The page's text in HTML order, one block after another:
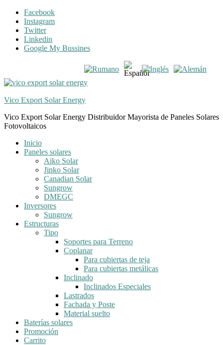
Skip
navigation
Skip
content
Facebook
Instagram
Twitter
Linkedin
Google My Bussines
Vico Export Solar Energy
Vico Export Solar Energy Distribuidor Mayorista de Paneles Solares
Fotovoltaicos
Toggle
navigation
Inicio
Paneles solares
Aiko Solar
Jinko Solar
Canadian Solar
Sungrow
DMEGC
Inversores
Sungrow
Estructuras
Tipo
Soportes para Terreno
Coplanar
Para cubiertas de teja
Para cubiertas metálicas
Inclinado
Inclinados Especiales
Lastrados
Fachada y Poste
Material suelto
Baterías solares
Promoción
Carrito